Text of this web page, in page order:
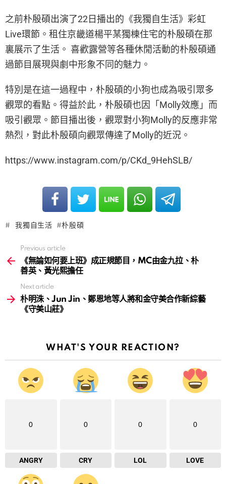
之前朴殷碩出演了22日播出的《我獨自生活》彩虹
Live環節。租住京畿道楊平某獨棟住宅的朴殷碩在那
裏展示了生活。 喜歡露營等各種休閒活動的朴殷碩通
過節目展現與劇中形象不同的魅力。
特別是在這一過程中，朴殷碩的小狗也成為吸引眾多
觀眾的看點。得益於此，朴殷碩也因「Molly效應」而
吸引觀眾。節目播出後，觀眾對小狗Molly的反應非常
熱烈，對此朴殷碩向觀眾傳達了Molly的近況。
https://www.instagram.com/p/CKd_9HehSLB/
我獨自生活 朴殷碩
more
Previous article
《無論如何要上班》成正規節目，MC由金九拉、朴
善英、黃光熙擔任
Next article
朴明洙、Jun Jin、鄭恩地等人將和金守美合作新綜藝
《守美山莊》
WHAT'S YOUR REACTION?
0
ANGRY
0
CRY
0
LOL
0
LOVE